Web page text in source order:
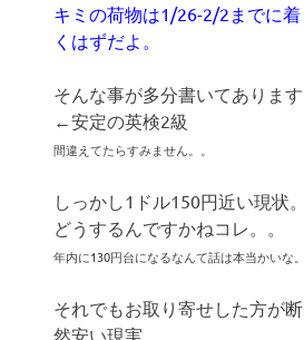
キミの荷物は1/26-2/2までに着
くはずだよ。
そんな事が多分書いてあります
←安定の英検2級
間違えてたらすみません。。
しっかし1ドル150円近い現状。
どうするんですかねコレ。。
年内に130円台になるなんて話は本当かいな。
それでもお取り寄せした方が断
然安い現実。